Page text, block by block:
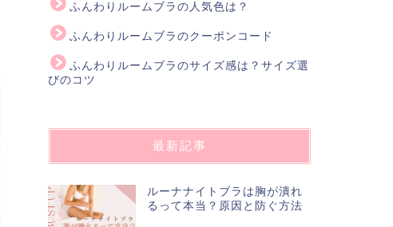
ふんわりルームブラの人気色は？
ふんわりルームブラのクーポンコード
ふんわりルームブラのサイズ感は？サイズ選
びのコツ
最新記事
ルーナナイトブラは胸が潰れ
るって本当？原因と防ぐ方法